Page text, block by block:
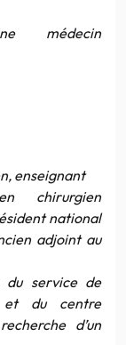
médecin
enseignant
chirurgien
national
adjoint au
du service de
et du centre
d’un